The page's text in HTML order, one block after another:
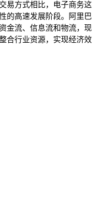
易方式相比，电子商务这
的高速发展阶段。阿里巴
金流、信息流和物流，现
合行业资源，实现经济效